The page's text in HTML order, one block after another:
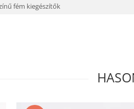
fém kiegészítők